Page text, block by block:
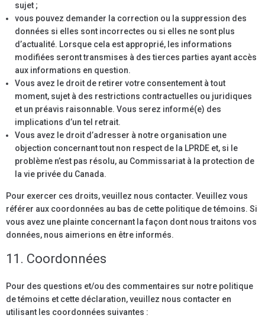
sujet ;
vous pouvez demander la correction ou la suppression des
données si elles sont incorrectes ou si elles ne sont plus
d’actualité. Lorsque cela est approprié, les informations
modifiées seront transmises à des tierces parties ayant accès
aux informations en question.
Vous avez le droit de retirer votre consentement à tout
moment, sujet à des restrictions contractuelles ou juridiques
et un préavis raisonnable. Vous serez informé(e) des
implications d’un tel retrait.
Vous avez le droit d’adresser à notre organisation une
objection concernant tout non respect de la LPRDE et, si le
problème n’est pas résolu, au Commissariat à la protection de
la vie privée du Canada.
Pour exercer ces droits, veuillez nous contacter. Veuillez vous
référer aux coordonnées au bas de cette politique de témoins. Si
vous avez une plainte concernant la façon dont nous traitons vos
données, nous aimerions en être informés.
11. Coordonnées
Pour des questions et/ou des commentaires sur notre politique
de témoins et cette déclaration, veuillez nous contacter en
utilisant les coordonnées suivantes :